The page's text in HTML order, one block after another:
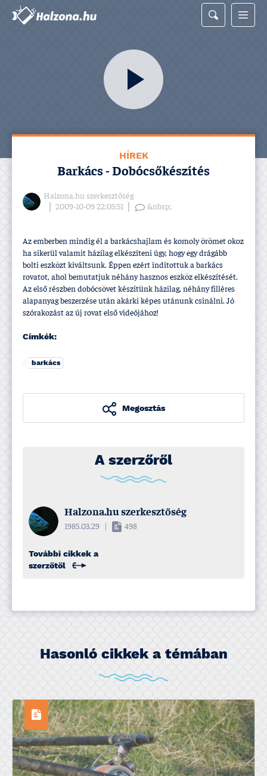
HÍREK
Barkács - Dobócsőkészí­tés
Halzona.hu szerkesztőség
2009-10-09 22:05:51
&nbsp;
Az emberben mindig él a barkácshajlam és komoly örömet okoz
ha sikerül valamit házilag elkészí­teni úgy, hogy egy drágább
bolti eszközt kiváltsunk. Éppen ezért indí­tottuk a barkács
rovatot, ahol bemutatjuk néhány hasznos eszköz elkészí­tését.
Az első részben dobócsövet készí­tünk házilag, néhány filléres
alapanyag beszerzése után akárki képes utánunk csinálni. Jó
szórakozást az új rovat első videójához!
Címkék:
barkács
Megosztás
A szerzőről
Halzona.hu szerkesztőség
1985.03.29 498
További cikkek a
szerzőtől
Hasonló cikkek a témában